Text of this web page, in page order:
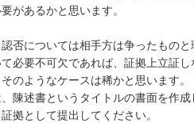
があるかと思います。
認否については相手方は争ったもの
必要不可欠であれば、証拠上立証し
のようなケースは稀かと思います。
陳述書というタイトルの書面を作
拠として提出してください。